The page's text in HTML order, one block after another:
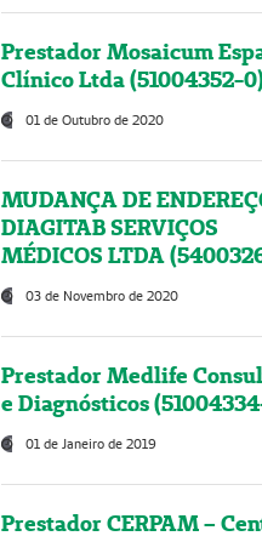
Prestador Mosaicum
Clínico Ltda (51004352-
01 de Outubro de 2020
MUDANÇA DE
DIAGITAB SERVIÇOS
MÉDICOS LTDA
03 de Novembro de 2020
Prestador Medlife
e Diagnósticos
01 de Janeiro de 2019
Prestador CERPAM –